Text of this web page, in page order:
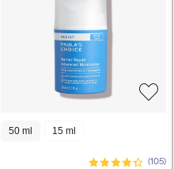
50 ml 15 ml
(105)